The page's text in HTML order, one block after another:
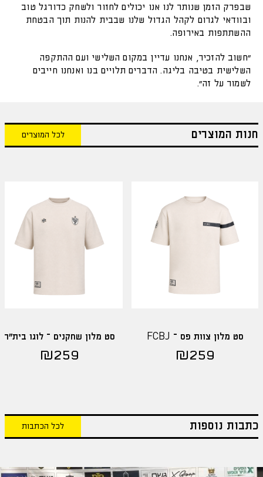
שבפרק הזמן שנותר לנו אנו יכולים לחזור ולשחק כדורגל טוב
ובוודאי לגרום לקהל הגדול שלנו שבבית להנות תוך הבטחת
ההשתתפות באירופה.
"חשוב להזכיר, אנחנו עדיין במקום השלישי ועם ההתקפה
השלישית בטיבה בליגה. הדברים תלויים בנו ואנחנו חייבים
לשמור על זה".
חנות המוצרים לכל המוצרים
סט מלון צוות פס – FCBJ
₪259
סט מלון שחקנים – לוגו בית"ר
₪259
כתבות נוספות לכל הכתבות